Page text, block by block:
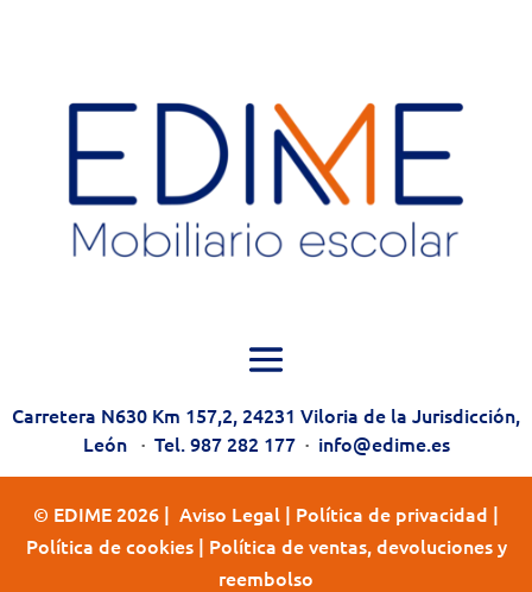
Carretera N630 Km 157,2, 24231 Viloria de la Jurisdicción,
León· Tel. 987 282 177· info@edime.es
© EDIME 2026 | Aviso Legal | Política de privacidad |
Política de cookies| Política de ventas, devoluciones y
reembolso